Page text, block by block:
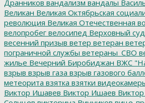
Дранников вандализм вандалы
Великан Великая Октябрьская
революция Великая Отечественная
велопробег велосипед Верховный суд
весенний призыв ветер ветеран
пограничной службы ветераны_СВО
жилье Вечерний Биробиджан ВЖС
взрыв взрыв газа взрыв газового
метеорита взятка взятки
Виктор Ишавев Виктор Ишаев